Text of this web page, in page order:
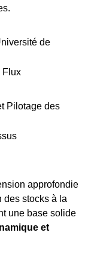
de
Flux
Pilotage des
approfondie
des stocks à la
une base solide
et